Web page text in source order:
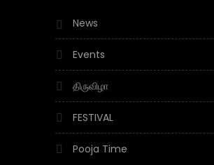
News
Events
திருவிழா
FESTIVAL
Pooja Time